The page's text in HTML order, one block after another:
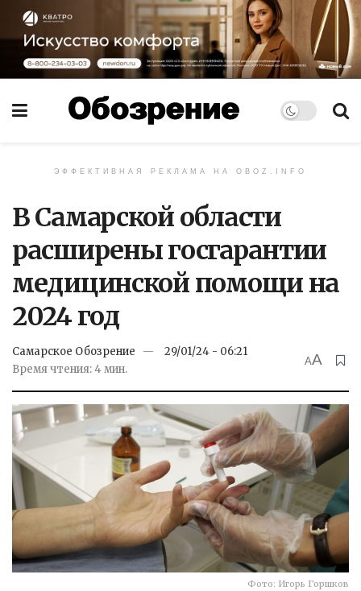
ЭФФЕКТИВНАЯ РЕКЛАМА НА OBOZ.INFO
В Самарской области
расширены госгарантии
медицинской помощи на
2024 год
Самарское Обозрение
29/01/24 - 06:21
Время чтения: 4 мин.
AA
Фото: Игорь Горшков